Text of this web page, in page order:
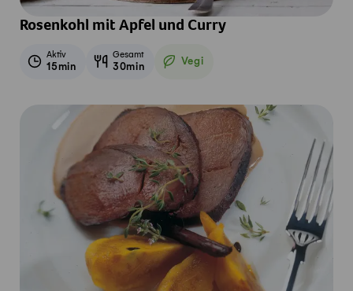
Rosenkohl mit Apfel und Curry
Aktiv
15min
Gesamt
30min Vegi
Vegetarisch